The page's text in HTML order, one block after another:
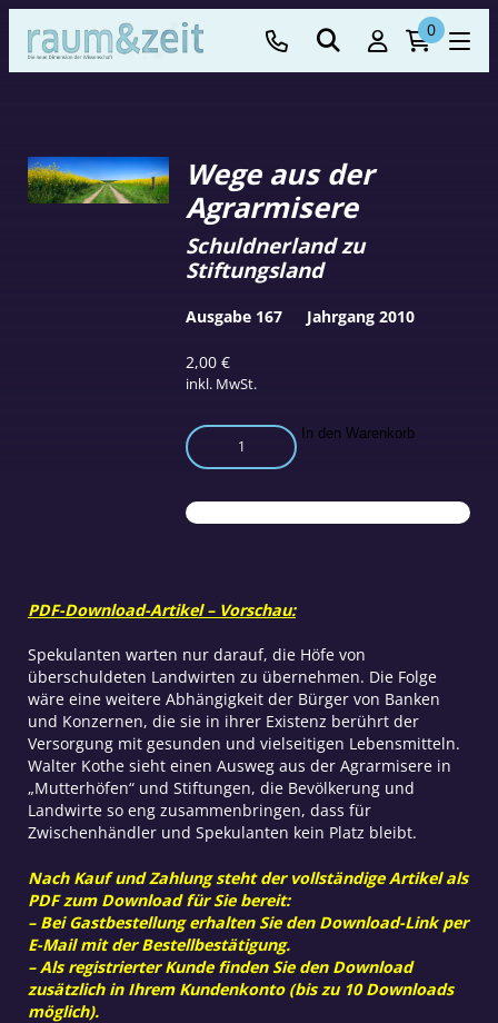
0
Wege aus der
Agrarmisere
2,00€
inkl. MwSt.
Schuldnerland zu
Stiftungsland
Wege
aus
Agrarmisere
Menge
In den Warenkorb
Ausgabe 167 Jahrgang 2010
PDF-Download-Artikel – Vorschau:
Spekulanten warten nur darauf, die Höfe von
überschuldeten Landwirten zu übernehmen. Die Folge
wäre eine weitere Abhängigkeit der Bürger von Banken
und Konzernen, die sie in ihrer Existenz berührt der
Versorgung mit gesunden und vielseitigen Lebensmitteln.
Walter Kothe sieht einen Ausweg aus der Agrarmisere in
„Mutterhöfen“ und Stiftungen, die Bevölkerung und
Landwirte so eng zusammenbringen, dass für
Zwischenhändler und Spekulanten kein Platz bleibt.
Nach Kauf und Zahlung steht der vollständige Artikel als
PDF zum Download für Sie bereit:
– Bei Gastbestellung erhalten Sie den Download-Link per
E-Mail mit der Bestellbestätigung.
– Als registrierter Kunde finden Sie den Download
zusätzlich in Ihrem Kundenkonto (bis zu 10 Downloads
möglich).